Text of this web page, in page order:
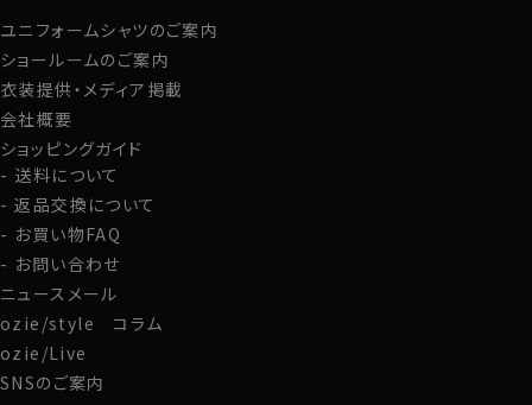
グローブ
ユニフォームシャツのご案内
ショールームのご案内
衣装提供・メディア掲載
会社概要
ショッピングガイド
送料について
返品交換について
お買い物FAQ
お問い合わせ
ニュースメール
ozie/style コラム
ozie/Live
SNSのご案内